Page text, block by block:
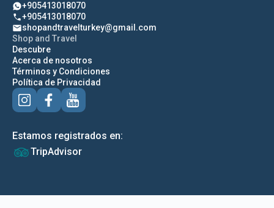
+905413018070
+905413018070
shopandtravelturkey@gmail.com
Shop and Travel
Descubre
Acerca de nosotros
Términos y Condiciones
Política de Privacidad
Estamos registrados en:
TripAdvisor